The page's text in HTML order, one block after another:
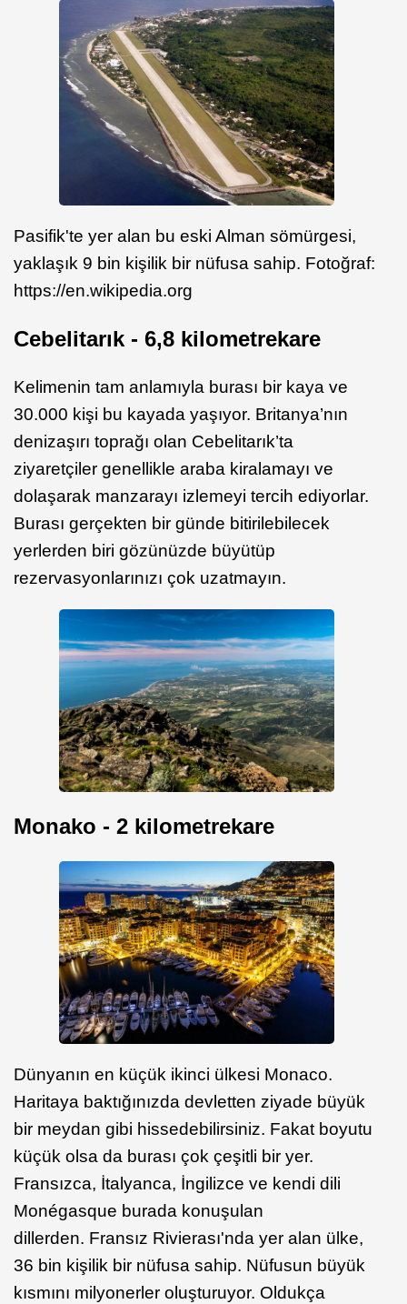
Pasifik'te yer alan bu eski Alman sömürgesi,
yaklaşık 9 bin kişilik bir nüfusa sahip. Fotoğraf:
https://en.wikipedia.org
Cebelitarık - 6,8 kilometrekare
Kelimenin tam anlamıyla burası bir kaya ve
30.000 kişi bu kayada yaşıyor. Britanya’nın
denizaşırı toprağı olan Cebelitarık’ta
ziyaretçiler genellikle araba kiralamayı ve
dolaşarak manzarayı izlemeyi tercih ediyorlar.
Burası gerçekten bir günde bitirilebilecek
yerlerden biri gözünüzde büyütüp
rezervasyonlarınızı çok uzatmayın.
Monako - 2 kilometrekare
Dünyanın en küçük ikinci ülkesi Monaco.
Haritaya baktığınızda devletten ziyade büyük
bir meydan gibi hissedebilirsiniz. Fakat boyutu
küçük olsa da burası çok çeşitli bir yer.
Fransızca, İtalyanca, İngilizce ve kendi dili
Monégasque burada konuşulan
dillerden. Fransız Rivierası'nda yer alan ülke,
36 bin kişilik bir nüfusa sahip. Nüfusun büyük
kısmını milyonerler oluşturuyor. Oldukça